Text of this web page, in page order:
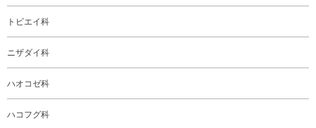
トビエイ科
ニザダイ科
ハオコゼ科
ハコフグ科